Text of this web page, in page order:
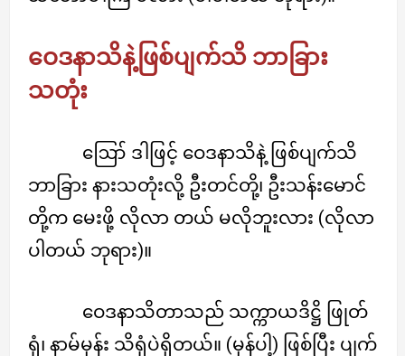
ဝေဒနာသိနဲ့ဖြစ်ပျက်သိ ဘာခြား
သတုံး
ဪ ဒါဖြင့် ဝေဒနာသိနဲ့ ဖြစ်ပျက်သိ
ဘာခြား နားသတုံးလို့ ဦးတင်တို့၊ ဦးသန်းမောင်
တို့က မေးဖို့ လိုလာ တယ် မလိုဘူးလား (လိုလာ
ပါတယ် ဘုရား)။
ဝေဒနာသိတာသည် သက္ကာယဒိဋ္ဌိ ဖြုတ်
ရုံ၊ နာမ်မှန်း သိရုံပဲရှိတယ်။ (မှန်ပါ့) ဖြစ်ပြီး ပျက်